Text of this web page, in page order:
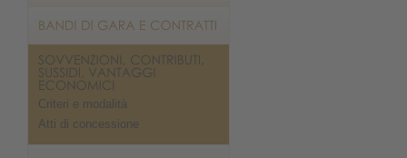
Criteri e modalità
Atti di concessione